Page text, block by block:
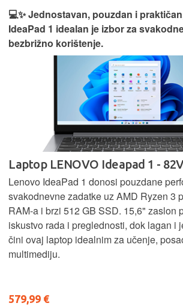
💻✨ Jednostavan, pouzdan i
IdeaPad 1 idealan je izbor za
bezbrižno korištenje.
Laptop LENOVO Ideapad 1 -
Lenovo IdeaPad 1 donosi pouzdane
svakodnevne zadatke uz AMD Ryzen 3
RAM-a i brzi 512 GB SSD. 15,6" zaslon
iskustvo rada i preglednosti, dok lagan i
čini ovaj laptop idealnim za učenje,
multimediju.
579,99 €